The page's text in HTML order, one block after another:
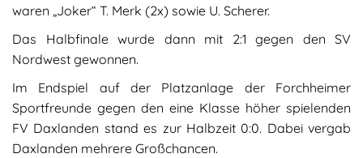
waren „Joker“ T. Merk (2x) sowie U. Scherer.
Das Halbfinale wurde dann mit 2:1 gegen den SV
Nordwest gewonnen.
Im Endspiel auf der Platzanlage der Forchheimer
Sportfreunde gegen den eine Klasse höher spielenden
FV Daxlanden stand es zur Halbzeit 0:0. Dabei vergab
Daxlanden mehrere Großchancen.